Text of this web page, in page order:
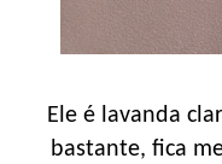
Ele é lavanda
bastante, fica